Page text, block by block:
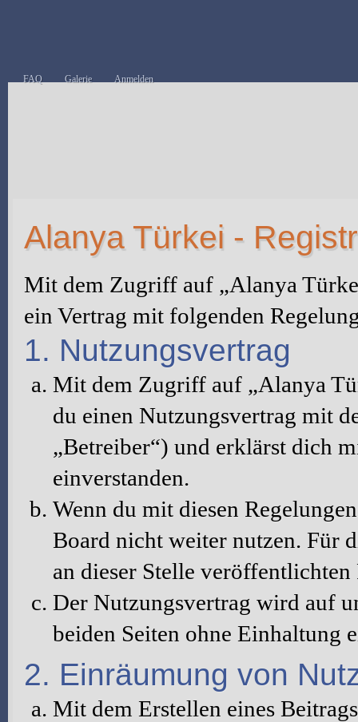
FAQ Galerie Anmelden
Alanya Türkei -
Mit dem Zugriff auf „Alanya
ein Vertrag mit folgenden
1. Nutzungsvertrag
Mit dem Zugriff auf „Alanya
du einen Nutzungsvertrag mit
„Betreiber“) und erklärst dich
einverstanden.
Wenn du mit diesen
Board nicht weiter nutzen. Für
an dieser Stelle veröffentlichten
Der Nutzungsvertrag wird auf
beiden Seiten ohne Einhaltung
2. Einräumung von
Mit dem Erstellen eines